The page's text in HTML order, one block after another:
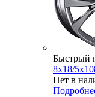
Быстрый
8x18/
Нет в